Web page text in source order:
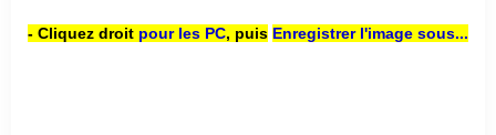
- Cliquez droit pour les PC, puis Enregistrer l'image sous...